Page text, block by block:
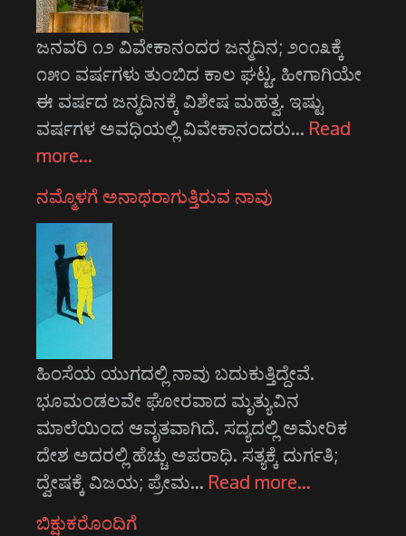
ಜನವರಿ ೧೨ ವಿವೇಕಾನಂದರ ಜನ್ಮದಿನ; ೨೦೧೩ಕ್ಕೆ
೧೫೦ ವರ್ಷಗಳು ತುಂಬಿದ ಕಾಲ ಘಟ್ಟ. ಹೀಗಾಗಿಯೇ
ಈ ವರ್ಷದ ಜನ್ಮದಿನಕ್ಕೆ ವಿಶೇಷ ಮಹತ್ವ. ಇಷ್ಟು
ವರ್ಷಗಳ ಅವಧಿಯಲ್ಲಿ ವಿವೇಕಾನಂದರು… Read
more…
ನಮ್ಮೊಳಗೆ ಅನಾಥರಾಗುತ್ತಿರುವ ನಾವು
ಹಿಂಸೆಯ ಯುಗದಲ್ಲಿ ನಾವು ಬದುಕುತ್ತಿದ್ದೇವೆ.
ಭೂಮಂಡಲವೇ ಘೋರವಾದ ಮೃತ್ಯುವಿನ
ಮಾಲೆಯಿಂದ ಆವೃತವಾಗಿದೆ. ಸದ್ಯದಲ್ಲಿ ಅಮೇರಿಕ
ದೇಶ ಅದರಲ್ಲಿ ಹೆಚ್ಚು ಅಪರಾಧಿ. ಸತ್ಯಕ್ಕೆ ದುರ್ಗತಿ;
ದ್ವೇಷಕ್ಕೆ ವಿಜಯ; ಪ್ರೇಮ… Read more…
ಬಿಕ್ಷುಕರೊಂದಿಗೆ